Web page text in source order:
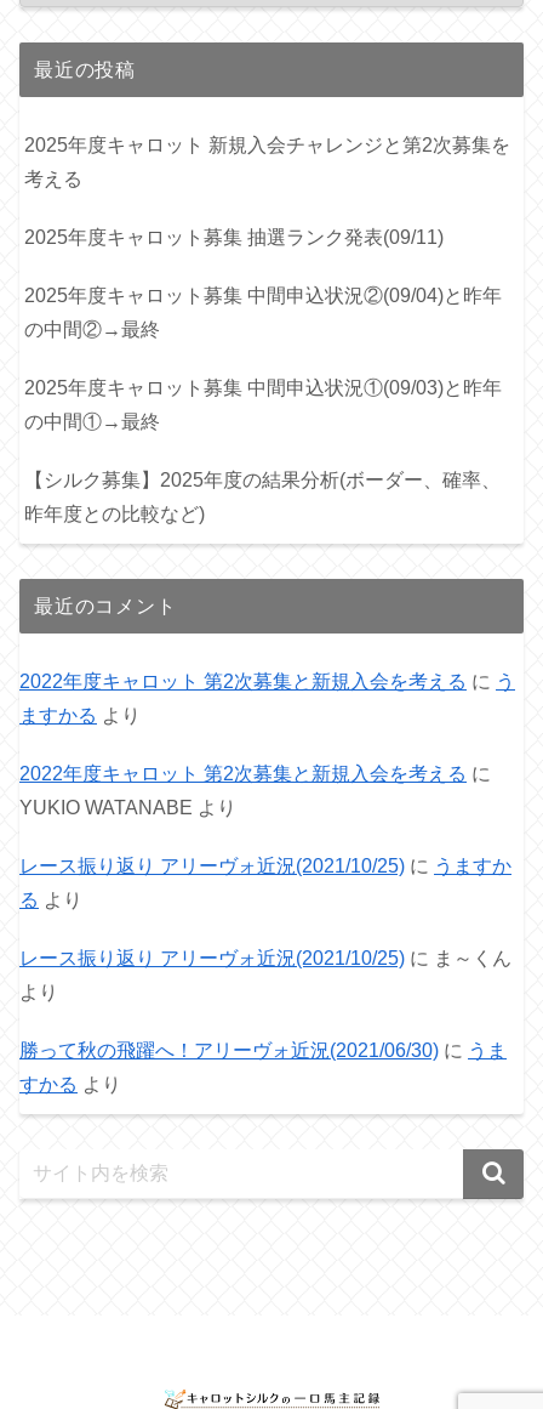
最近の投稿
2025年度キャロット 新規入会チャレンジと第2次募集を
考える
2025年度キャロット募集 抽選ランク発表(09/11)
2025年度キャロット募集 中間申込状況②(09/04)と昨年
の中間②→最終
2025年度キャロット募集 中間申込状況①(09/03)と昨年
の中間①→最終
【シルク募集】2025年度の結果分析(ボーダー、確率、
昨年度との比較など)
最近のコメント
2022年度キャロット 第2次募集と新規入会を考える に う
ますかる より
2022年度キャロット 第2次募集と新規入会を考える に
YUKIO WATANABE より
レース振り返り アリーヴォ近況(2021/10/25) に うますか
る より
レース振り返り アリーヴォ近況(2021/10/25) に ま～くん
より
勝って秋の飛躍へ！アリーヴォ近況(2021/06/30) に うま
すかる より